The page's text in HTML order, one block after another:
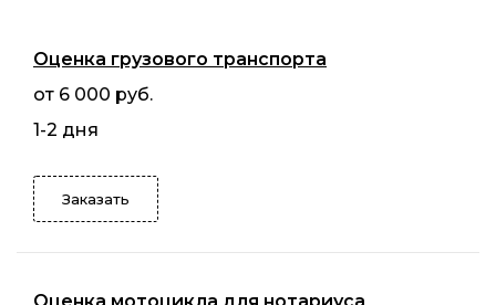
Оценка грузового транспорта
от 6 000 руб.
1-2 дня
Заказать
Оценка мотоцикла для нотариуса